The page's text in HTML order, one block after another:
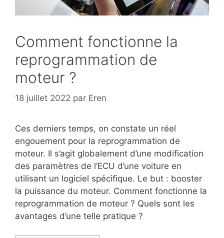
Comment fonctionne la
reprogrammation de
moteur ?
18 juillet 2022 par Eren
Ces derniers temps, on constate un réel
engouement pour la reprogrammation de
moteur. Il s’agit globalement d’une modification
des paramètres de l’ECU d’une voiture en
utilisant un logiciel spécifique. Le but : booster
la puissance du moteur. Comment fonctionne la
reprogrammation de moteur ? Quels sont les
avantages d’une telle pratique ?